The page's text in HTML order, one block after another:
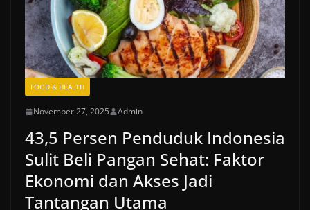
FOOD & HEALTH
November 27, 2025 Admin
43,5 Persen Penduduk Indonesia
Sulit Beli Pangan Sehat: Faktor
Ekonomi dan Akses Jadi
Tantangan Utama